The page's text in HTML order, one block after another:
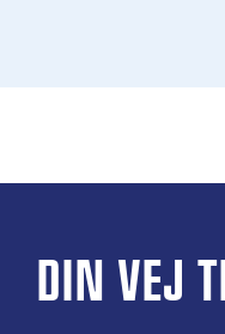
DIN VEJ